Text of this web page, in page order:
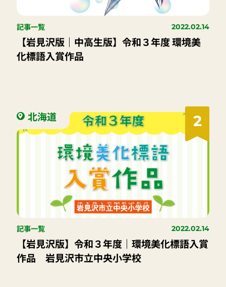
記事一覧 2022.02.14
【岩見沢版｜中高生版】令和３年度 環境美
化標語入賞作品
2
北海道
記事一覧 2022.02.14
【岩見沢版】令和３年度｜環境美化標語入賞
作品 岩見沢市立中央小学校